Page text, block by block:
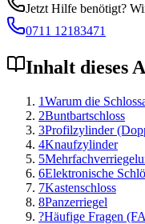
Jetzt Hilfe benötigt?
0711 12183471
Inhalt dieses
1Warum die
2Buntbartschloss
3Profilzylinder
4Knaufzylinder
5
6Elektronische
7Kastenschloss
8Panzerriegel
?Häufige Fragen